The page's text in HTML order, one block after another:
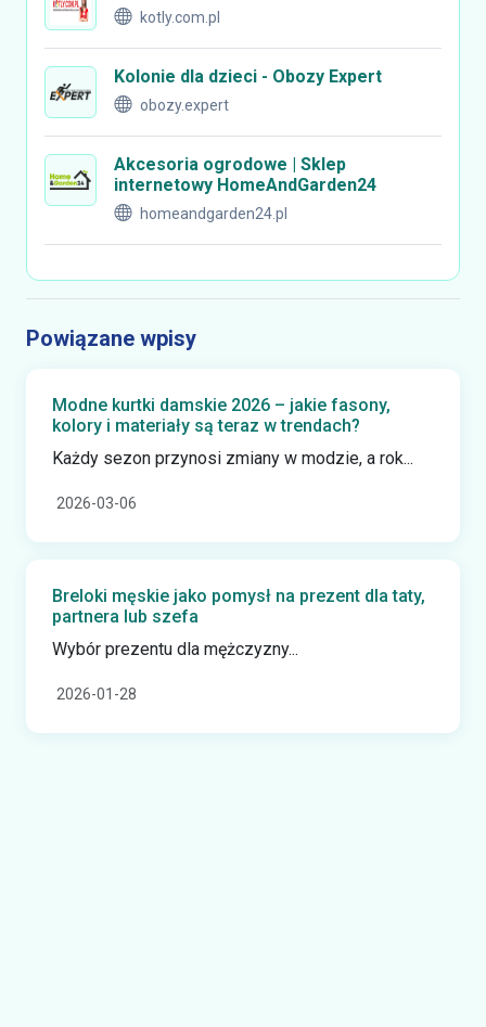
kotly.com.pl
Kolonie dla dzieci - Obozy Expert
obozy.expert
Akcesoria ogrodowe | Sklep
internetowy HomeAndGarden24
homeandgarden24.pl
Powiązane wpisy
Modne kurtki damskie 2026 – jakie fasony,
kolory i materiały są teraz w trendach?
Każdy sezon przynosi zmiany w modzie, a rok...
2026-03-06
Breloki męskie jako pomysł na prezent dla taty,
partnera lub szefa
Wybór prezentu dla mężczyzny...
2026-01-28